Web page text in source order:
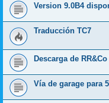
Version 9.0B4
Traducción TC7
Descarga de RR&Co
Vía de garage para